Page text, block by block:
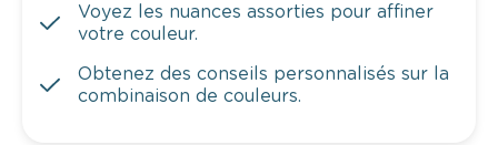
Voyez les nuances assorties pour affiner
votre couleur.
Obtenez des conseils personnalisés sur la
combinaison de couleurs.